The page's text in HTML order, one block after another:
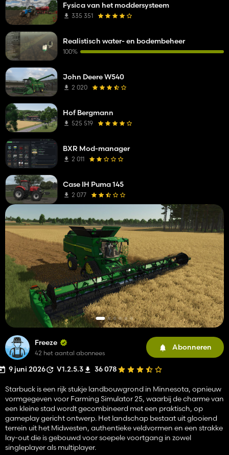
Freeze
42 het aantal abonnees
Abonneren
9 juni 2026 V1.2.5.3 36 078
Starbuck is een rijk stukje landbouwgrond in Minnesota, opnieuw
vormgegeven voor Farming Simulator 25, waarbij de charme van
een kleine stad wordt gecombineerd met een praktisch, op
gameplay gericht ontwerp. Het landschap bestaat uit glooiend
terrein uit het Midwesten, authentieke veldvormen en een strakke
lay-out die is gebouwd voor soepele voortgang in zowel
singleplayer als multiplayer.
Fysica van het moddersysteem
335 351
Realistisch water- en bodembeheer
100%
John Deere W540
2 020
Hof Bergmann
525 519
BXR Mod-manager
2 011
Case IH Puma 145
2 077